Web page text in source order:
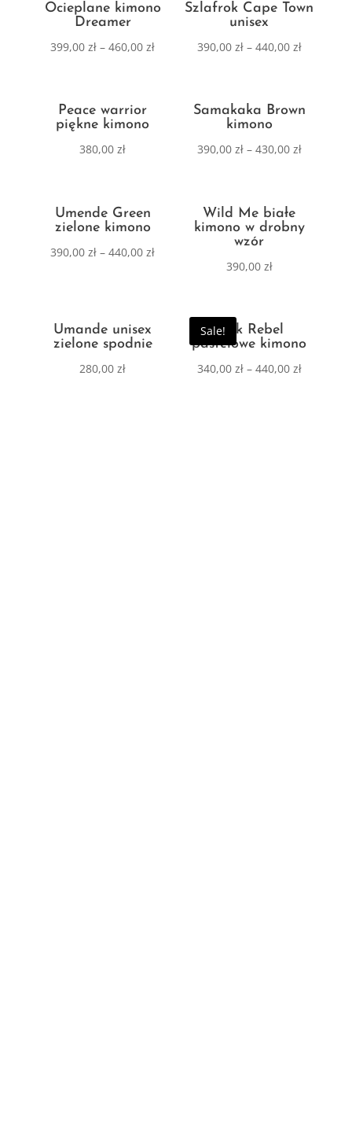
Ocieplane kimono
Dreamer
399,00zł –460,00zł
Szlafrok Cape Town
unisex
390,00 zł– 440,00 zł
Peace warrior
piękne kimono
380,00zł
Samakaka Brown
kimono
390,00 zł– 430,00 zł
Umende Green
zielone kimono
390,00zł –440,00zł
Wild Me białe
kimono w drobny
wzór
390,00 zł
Umande unisex
zielone spodnie
280,00zł
Sale!Pink Rebel
pastelowe kimono
340,00 zł– 440,00 zł